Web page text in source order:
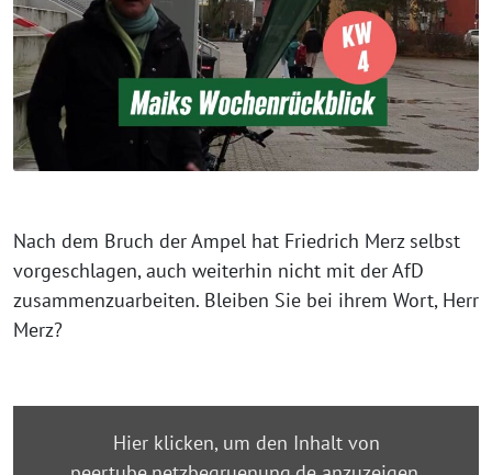
Nach dem Bruch der Ampel hat Friedrich Merz selbst
vorgeschlagen, auch weiterhin nicht mit der AfD
zusammenzuarbeiten. Bleiben Sie bei ihrem Wort, Herr
Merz?
Hier klicken, um den Inhalt von